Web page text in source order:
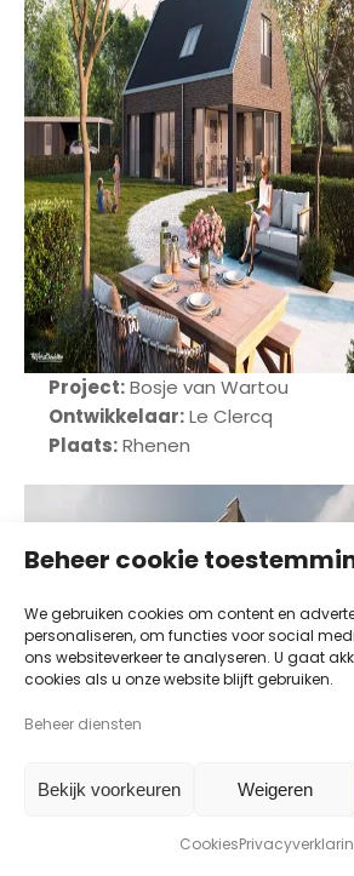
Beheer cookie
We gebruiken cookies om content en
personaliseren, om functies voor social
ons websiteverkeer te analyseren. U gaat
cookies als u onze website blijft gebruiken.
Beheer diensten
Weigeren
Bekijk voorkeuren
Cookies
Project:Bosje van Wartou
Ontwikkelaar:Le Clercq
Plaats:Rhenen